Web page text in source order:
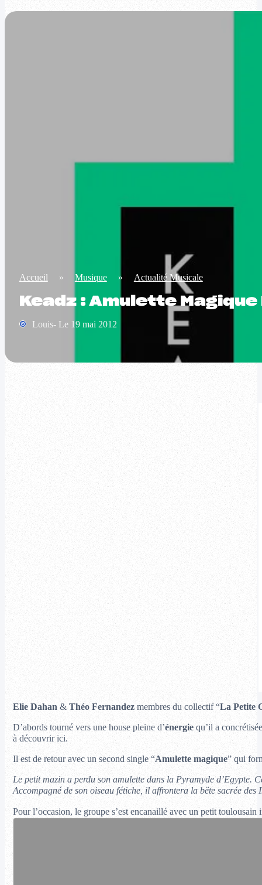
Accueil » Musique » Actualité Musicale
Keadz : Amulette Magique
Louis- Le 19 mai 2012
Elie Dahan& Théo Fernandezmembres du collectif “La Petite
D’abords tourné vers une house pleine d’énergiequ’il a
à découvrir ici.
Il est de retour avec un second single “Amulette magique” qui
Le petit mazin a perdu son amulette dans la Pyramyde d’Egypte.
Accompagné de son oiseau fétiche, il affrontera la bëte sacrée des
Pour l’occasion, le groupe s’est encanaillé avec un petit